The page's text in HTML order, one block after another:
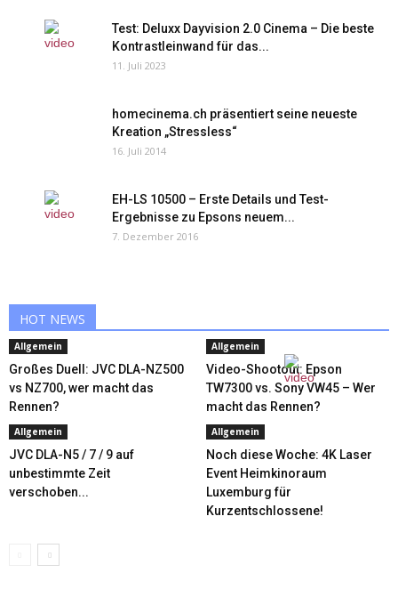
Test: Deluxx Dayvision 2.0 Cinema – Die beste
Kontrastleinwand für das...
11. Juli 2023
homecinema.ch präsentiert seine neueste
Kreation „Stressless“
16. Juli 2014
EH-LS 10500 – Erste Details und Test-
Ergebnisse zu Epsons neuem...
7. Dezember 2016
HOT NEWS
Allgemein
Großes Duell: JVC DLA-NZ500
vs NZ700, wer macht das
Rennen?
Allgemein
Video-Shootout: Epson
TW7300 vs. Sony VW45 – Wer
macht das Rennen?
Allgemein
JVC DLA-N5 / 7 / 9 auf
unbestimmte Zeit
verschoben...
Allgemein
Noch diese Woche: 4K Laser
Event Heimkinoraum
Luxemburg für
Kurzentschlossene!